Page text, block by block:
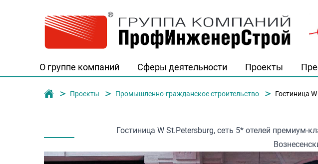
О группе компаний Сферы деятельности Проекты
Группа компаний "ПрофИнженерСтрой"
Проекты Промышленно-гражданское строительство Гостиница W
Гостиница W St.Petersburg, сеть 5* отелей премиум-